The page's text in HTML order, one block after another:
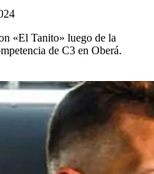
«El Tanito» luego de la
de C3 en Oberá.